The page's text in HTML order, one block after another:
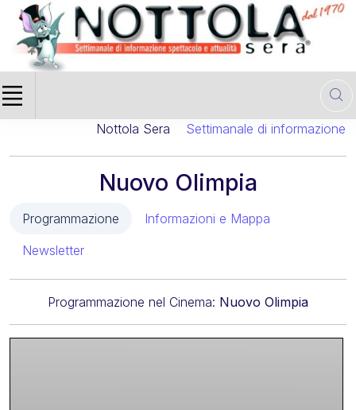
Nottola Sera Settimanale di informazione
Nuovo Olimpia
Programmazione
Informazioni e Mappa
Newsletter
Programmazione nel Cinema: Nuovo Olimpia